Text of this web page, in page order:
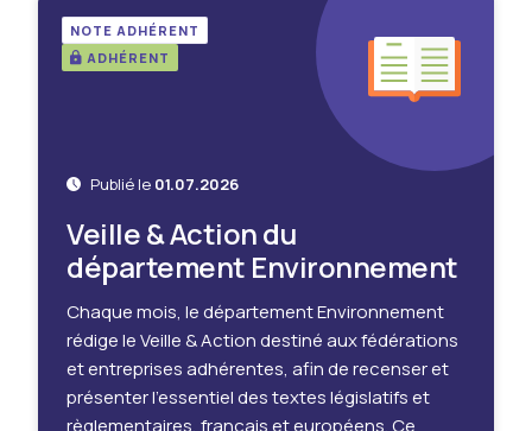
NOTE ADHÉRENT
ADHÉRENT
Publié le 01.07.2026
Veille & Action du
département Environnement
Chaque mois, le département Environnement
rédige le Veille & Action destiné aux fédérations
et entreprises adhérentes, afin de recenser et
présenter l'essentiel des textes législatifs et
règlementaires, français et européens. Ce